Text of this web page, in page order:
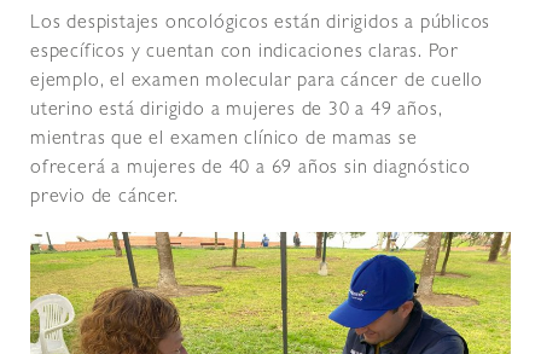
Los despistajes oncológicos están dirigidos a públicos
específicos y cuentan con indicaciones claras. Por
ejemplo, el examen molecular para cáncer de cuello
uterino está dirigido a mujeres de 30 a 49 años,
mientras que el examen clínico de mamas se
ofrecerá a mujeres de 40 a 69 años sin diagnóstico
previo de cáncer.